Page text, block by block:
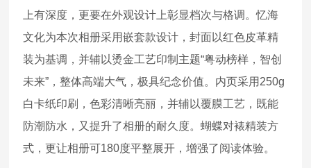
上有深度，更要在外观设计上彰显档次与格调。忆海
文化为本次相册采用嵌套款设计，封面以红色皮革精
装为基调，并辅以烫金工艺印制主题“粤动榜样，智创
未来”，整体高端大气，极具纪念价值。内页采用250g
白卡纸印刷，色彩清晰亮丽，并辅以覆膜工艺，既能
防潮防水，又提升了相册的耐久度。蝴蝶对裱精装方
式，更让相册可180度平整展开，增强了阅读体验。